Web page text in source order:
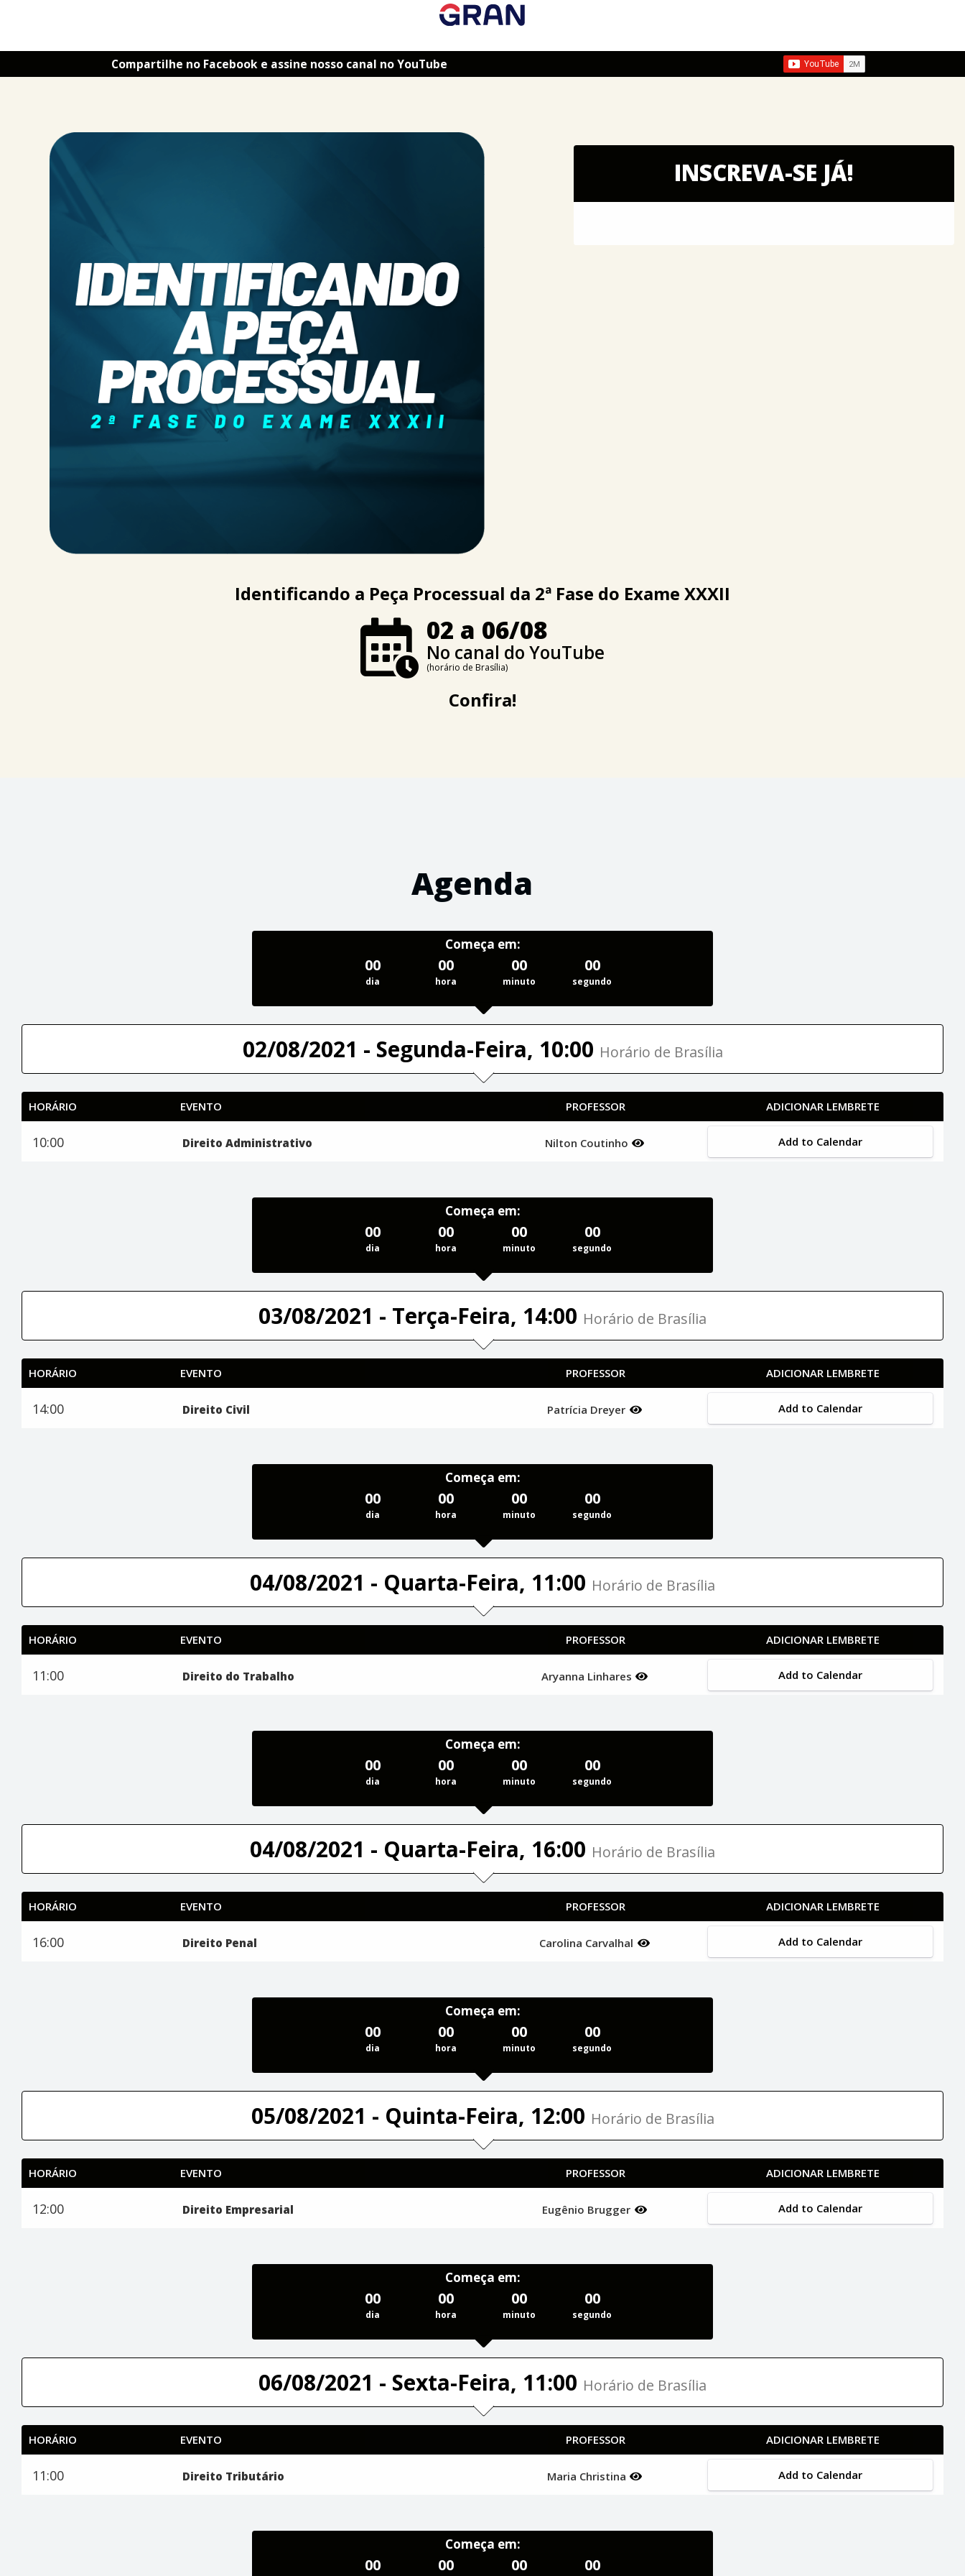
Compartilhe no Facebook e assine nosso canal no YouTube
INSCREVA-SE JÁ!
Identificando a Peça Processual da 2ª Fase do Exame XXXII
02 a 06/08
No canal do YouTube
(horário de Brasília)
Confira!
Agenda
Começa em:
00
dia
00
hora
00
minuto
00
segundo
02/08/2021 - Segunda-Feira, 10:00 Horário de Brasília
HORÁRIO EVENTO PROFESSOR ADICIONAR LEMBRETE
10:00 Direito Administrativo Nilton Coutinho Add to Calendar
Começa em:
00
dia
00
hora
00
minuto
00
segundo
03/08/2021 - Terça-Feira, 14:00 Horário de Brasília
HORÁRIO EVENTO PROFESSOR ADICIONAR LEMBRETE
14:00 Direito Civil Patrícia Dreyer Add to Calendar
Começa em:
00
dia
00
hora
00
minuto
00
segundo
04/08/2021 - Quarta-Feira, 11:00 Horário de Brasília
HORÁRIO EVENTO PROFESSOR ADICIONAR LEMBRETE
11:00 Direito do Trabalho Aryanna Linhares Add to Calendar
Começa em:
00
dia
00
hora
00
minuto
00
segundo
04/08/2021 - Quarta-Feira, 16:00 Horário de Brasília
HORÁRIO EVENTO PROFESSOR ADICIONAR LEMBRETE
16:00 Direito Penal Carolina Carvalhal Add to Calendar
Começa em:
00
dia
00
hora
00
minuto
00
segundo
05/08/2021 - Quinta-Feira, 12:00 Horário de Brasília
HORÁRIO EVENTO PROFESSOR ADICIONAR LEMBRETE
12:00 Direito Empresarial Eugênio Brugger Add to Calendar
Começa em:
00
dia
00
hora
00
minuto
00
segundo
06/08/2021 - Sexta-Feira, 11:00 Horário de Brasília
HORÁRIO EVENTO PROFESSOR ADICIONAR LEMBRETE
11:00 Direito Tributário Maria Christina Add to Calendar
Começa em:
00 00 00 00